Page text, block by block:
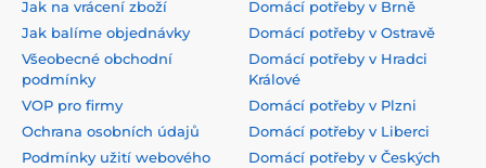
Jak na vrácení zboží
Jak balíme objednávky
Všeobecné obchodní
podmínky
VOP pro firmy
Ochrana osobních údajů
Podmínky užití webového
Domácí potřeby v Brně
Domácí potřeby v Ostravě
Domácí potřeby v Hradci
Králové
Domácí potřeby v Plzni
Domácí potřeby v Liberci
Domácí potřeby v Českých